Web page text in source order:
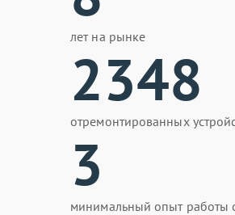
лет на рынке
2348
отремонтированных
3
минимальный опыт работы